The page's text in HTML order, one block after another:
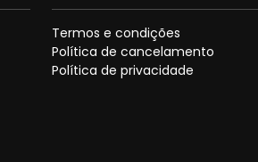
Termos e condições
Política de cancelamento
Política de privacidade